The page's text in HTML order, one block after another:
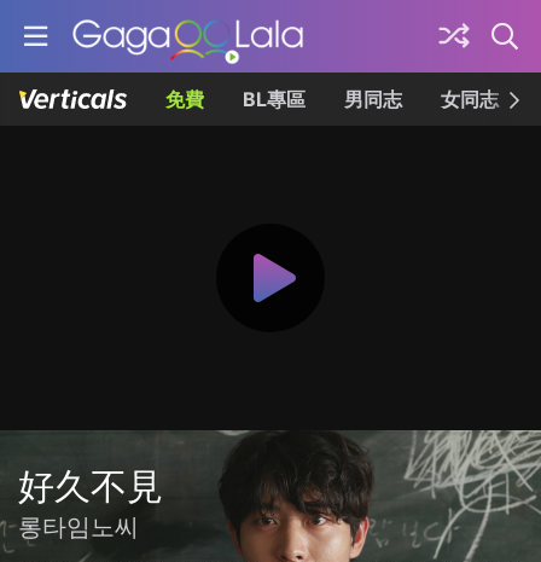
免費 BL專區 男同志 女同志
好久不見
롱타임노씨